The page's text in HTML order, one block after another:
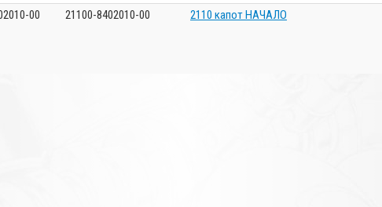
00 21100-8402010-00 2110 капот НАЧАЛО